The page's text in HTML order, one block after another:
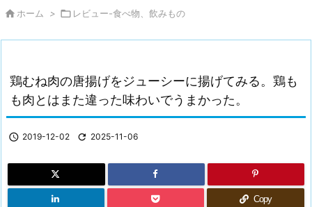
 ホーム >  レビュー-食べ物、飲みもの
鶏むね肉の唐揚げをジューシーに揚げてみる。鶏も
も肉とはまた違った味わいでうまかった。
 2019-12-02  2025-11-06
Copy